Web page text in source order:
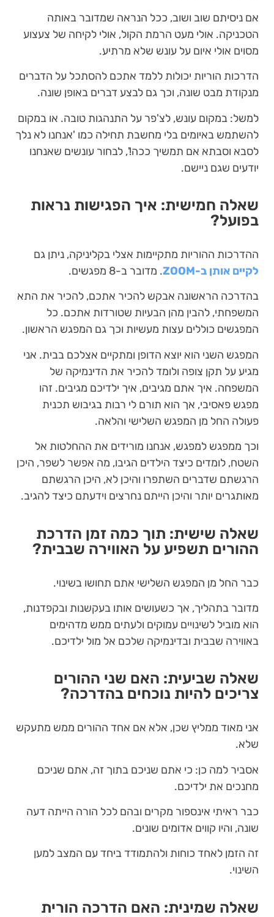
אם ניסיתם שוב ושוב, ככל הנראה שמדובר באותה
הטכניקה. אולי מעט הרמת הקול, אולי לקיחה של צעצוע
מסוים אולי איום על עונש שלא מרתיע.
הדרכות הוריות יכולות ללמד אתכם להסתכל על הדברים
מנקודת מבט שונה, וכך גם לבצע דברים באופן שונה.
למשל: במקום עונש, לצ'פר על התנהגות טובה. או במקום
להשתמש באיומים בלי מחשבת תחילה כמו 'אנחנו לא נלך
לסבא וסבתא אם תמשיך ככה!', לבחור עונשים שאנחנו
יודעים שגם ניישם.
שאלה חמישית: איך הפגישות נראות
בפועל?
ההדרכות ההוריות מתקיימות אצלי בקליניקה, ניתן גם
לקיים אותן ב-ZOOM
. מדובר ב-8 מפגשים.
בהדרכה הראשונה אבקש להכיר אתכם, להכיר את התא
המשפחתי, להבין מהן הבעיות שטורדות אתכם. כל
המפגשים כוללים עצות מעשיות וכך גם המפגש הראשון.
המפגש השני הוא יוצא הדופן ומתקיים אצלכם בבית. אני
מגיע על תקן צופה ולומד להכיר את הדינמיקה של
המשפחה. איך אתם מגיבים, איך ילדיכם מגיבים. זהו
מפגש פאסיבי, אך הוא תורם לי רבות בגיבוש תכנית
פעולה החל מן המפגש השלישי והלאה.
וכך ממפגש למפגש, אנחנו מורידים את ההחלטות אל
השטח, לומדים כיצד הילדים הגיבו, מה אפשר לשפר, היכן
הרגשתם שדברים השתפרו והיכן לא, היכן הרגשתם
מאותגרים יותר והיכן הייתם נחרצים וידעתם כיצד להגיב.
שאלה שישית: תוך כמה זמן הדרכת
ההורים תשפיע על האווירה שבבית?
כבר החל מן המפגש השלישי אתם תחושו בשינוי.
מדובר בתהליך, אך כשעושים אותו בעקשנות ובקפדנות,
הוא מוביל לשינויים עמוקים ולעתים ממש מדהימים
באווירה שבבית ובדינמיקה שלכם אל מול ילדיכם.
שאלה שביעית: האם שני ההורים
צריכים להיות נוכחים בהדרכה?
אני מאוד ממליץ שכן, אלא אם אחד ההורים ממש מתעקש
שלא.
אסביר למה כן: כי אתם שניכם בתוך זה, אתם שניכם
מחנכים את ילדיכם.
כבר ראיתי אינספור מקרים ובהם לכל הורה הייתה דעה
שונה, והיו קווים אדומים שונים.
זה הזמן לאחד כוחות ולהתמודד ביחד עם המצב למען
השינוי.
שאלה שמינית: האם הדרכה הורית